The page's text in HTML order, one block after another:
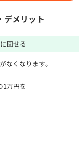
デメリット
回せる
なくなります。
1万円を